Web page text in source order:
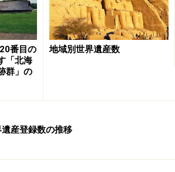
番目の
「北海
群」の
地域別世界遺産数
産登録数の推移